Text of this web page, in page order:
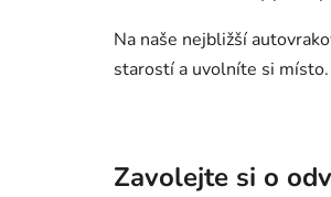
Na naše nejbližší
starostí a uvolníte si místo.
Zavolejte si o